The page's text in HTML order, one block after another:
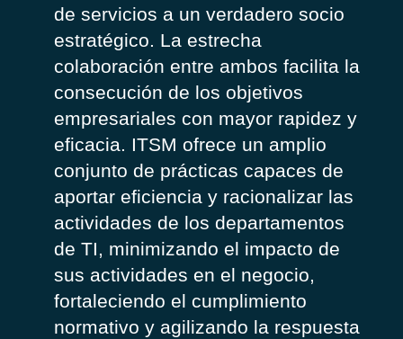
de servicios a un verdadero socio
estratégico. La estrecha
colaboración entre ambos facilita la
consecución de los objetivos
empresariales con mayor rapidez y
eficacia. ITSM ofrece un amplio
conjunto de prácticas capaces de
aportar eficiencia y racionalizar las
actividades de los departamentos
de TI, minimizando el impacto de
sus actividades en el negocio,
fortaleciendo el cumplimiento
normativo y agilizando la respuesta